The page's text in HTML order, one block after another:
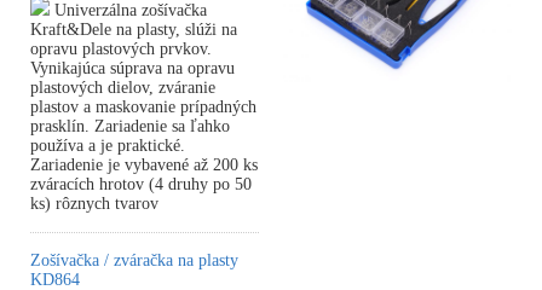
Univerzálna zošívačka
Kraft&Dele na plasty, slúži na
opravu plastových prvkov.
Vynikajúca súprava na opravu
plastových dielov, zváranie
plastov a maskovanie prípadných
prasklín. Zariadenie sa ľahko
používa a je praktické.
Zariadenie je vybavené až 200 ks
zváracích hrotov (4 druhy po 50
ks) rôznych tvarov
Zošívačka / zváračka na plasty
KD864